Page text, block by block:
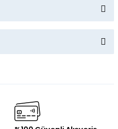
ederiz.
görüntülenemiyor.